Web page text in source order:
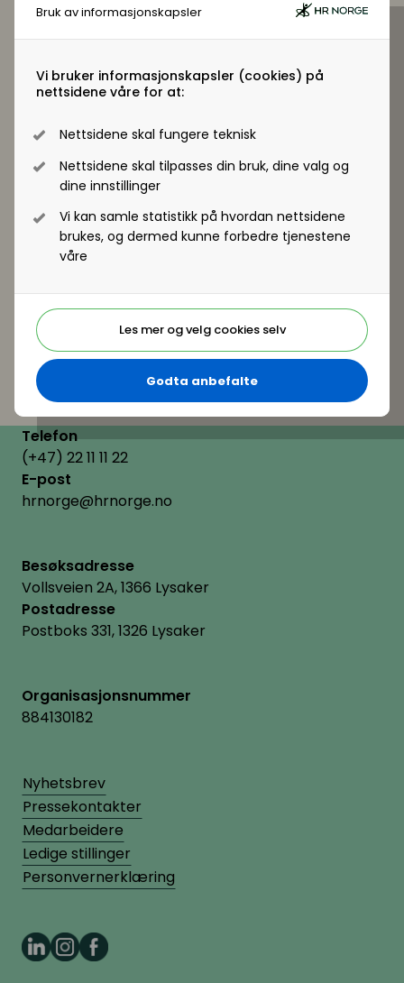
Bruk av informasjonskapsler
Vi bruker informasjonskapsler (cookies) på
nettsidene våre for at:
Nettsidene skal fungere teknisk
Nettsidene skal tilpasses din bruk, dine valg og
dine innstillinger
Vi kan samle statistikk på hvordan nettsidene
brukes, og dermed kunne forbedre tjenestene
våre
Les mer og velg cookies selv
Godta anbefalte
• Lærdom så langt
Telefon
(+47) 22 11 11 22
E-post
hrnorge@hrnorge.no
Besøksadresse
Vollsveien 2A, 1366 Lysaker
Postadresse
Postboks 331, 1326 Lysaker
Organisasjonsnummer
884130182
Nyhetsbrev
Pressekontakter
Medarbeidere
Ledige stillinger
Personvernerklæring